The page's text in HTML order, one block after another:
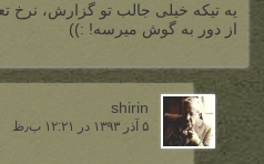
از دور به گوش میرسه! :))
shirin
۵ آذر ۱۳۹۳ در ۱۲:۲۱ ب٫ظ